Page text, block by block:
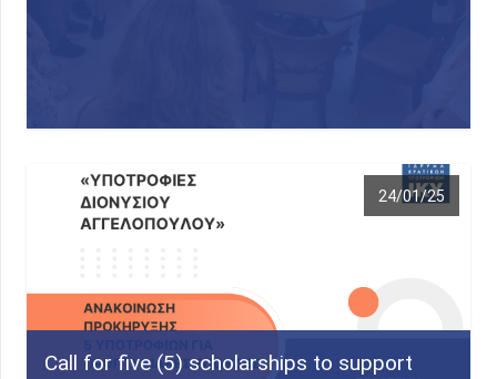
24/01/25
Call for five (5) scholarships to support